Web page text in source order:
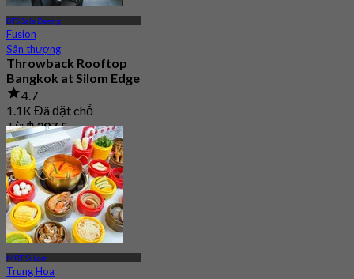
BTS Sala Daeng
Fusion
Sân thượng
Throwback Rooftop
Bangkok at Silom Edge
4.7
1.1K Đã đặt chỗ
Từ฿ 397.5
MRT Si Lom
Trung Hoa